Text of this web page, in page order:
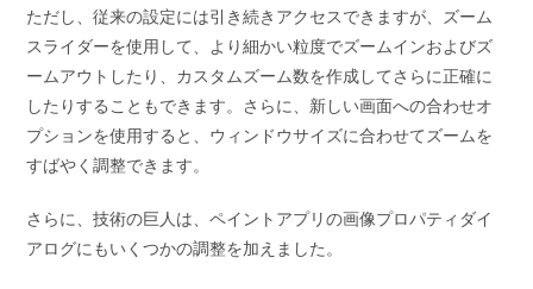
ただし、従来の設定には引き続きアクセスできますが、ズーム
スライダーを使用して、より細かい粒度でズームインおよびズ
ームアウトしたり、カスタムズーム数を作成してさらに正確に
したりすることもできます。さらに、新しい画面への合わせオ
プションを使用すると、ウィンドウサイズに合わせてズームを
すばやく調整できます。
さらに、技術の巨人は、ペイントアプリの画像プロパティダイ
アログにもいくつかの調整を加えました。